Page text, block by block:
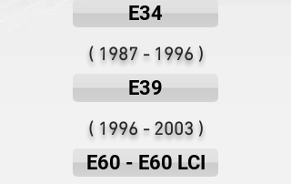
E34
E39
E60 - E60 LCI
( 1987 - 1996)
( 1996 - 2003 )